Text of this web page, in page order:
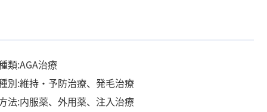
類:AGA治療
別:維持・予防治療、発毛治療
法:内服薬、外用薬、注入治療